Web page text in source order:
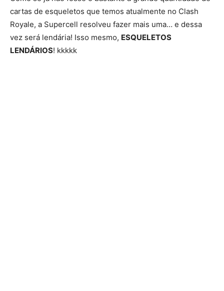
cartas de esqueletos que temos atualmente no Clash
Royale, a Supercell resolveu fazer mais uma… e dessa
vez será lendária! Isso mesmo, ESQUELETOS
LENDÁRIOS! kkkkk